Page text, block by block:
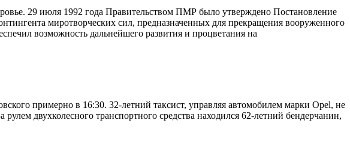
29 июля 1992 года Правительством ПМР было утверждено Постановление
миротворческих сил, предназначенных для прекращения вооруженного
возможность дальнейшего развития и процветания на
примерно в 16:30. 32-летний таксист, управляя автомобилем марки Opel, не
двухколесного транспортного средства находился 62-летний бендерчанин,